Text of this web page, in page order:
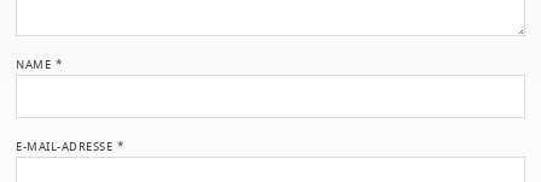
NAME *
E-MAIL-ADRESSE *